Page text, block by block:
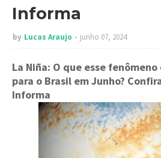
Informa
by Lucas Araujo junho 07, 2024
La Niña: O que esse
para o Brasil em Junho?
Informa